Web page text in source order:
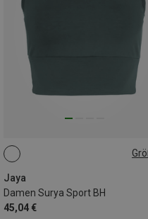
Jaya
Damen Surya Sport BH
45,04 €
S